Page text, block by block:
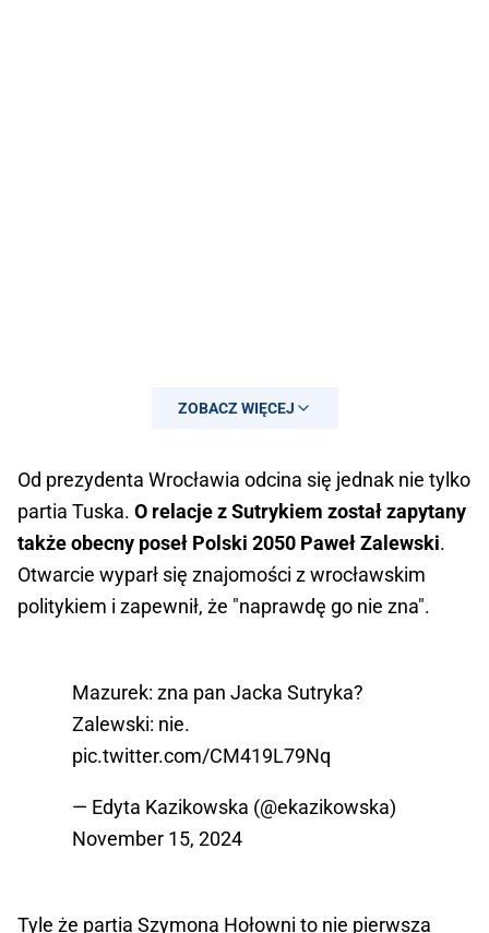
ZOBACZ WIĘCEJ
Od prezydenta Wrocławia odcina się jednak nie tylko
partia Tuska. O relacje z Sutrykiem został zapytany
także obecny poseł Polski 2050 Paweł Zalewski.
Otwarcie wyparł się znajomości z wrocławskim
politykiem i zapewnił, że "naprawdę go nie zna".
Mazurek: zna pan Jacka Sutryka?
Zalewski: nie.
pic.twitter.com/CM419L79Nq
— Edyta Kazikowska (@ekazikowska)
November 15, 2024
Tyle że partia Szymona Hołowni to nie pierwsza